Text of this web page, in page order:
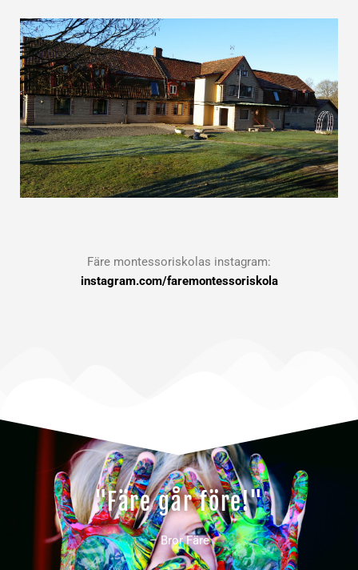
Färe montessoriskolas instagram:
instagram.com/faremontessoriskola
"Färe går före!"
– Bror Färe